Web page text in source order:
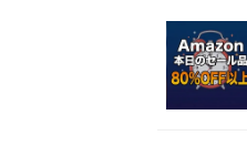
赤ちゃ